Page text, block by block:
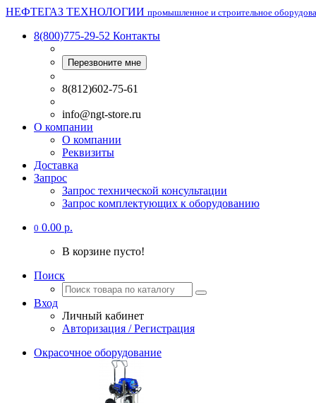
НЕФТЕГАЗ ТЕХНОЛОГИИ промышленное и строительное
8(800)775-29-52 Контакты
Перезвоните мне
8(812)602-75-61
info@ngt-store.ru
О компании
О компании
Реквизиты
Доставка
Запрос
Запрос технической консультации
Запрос комплектующих к оборудованию
0 0.00 р.
В корзине пусто!
Поиск
Вход
Личный кабинет
Авторизация / Регистрация
Окрасочное оборудование